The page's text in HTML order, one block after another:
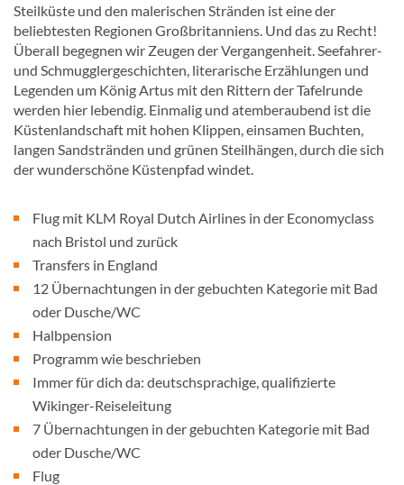
Steilküste und den malerischen Stränden ist eine der
beliebtesten Regionen Großbritanniens. Und das zu Recht!
Überall begegnen wir Zeugen der Vergangenheit. Seefahrer-
und Schmugglergeschichten, literarische Erzählungen und
Legenden um König Artus mit den Rittern der Tafelrunde
werden hier lebendig. Einmalig und atemberaubend ist die
Küstenlandschaft mit hohen Klippen, einsamen Buchten,
langen Sandstränden und grünen Steilhängen, durch die sich
der wunderschöne Küstenpfad windet.
Flug mit KLM Royal Dutch Airlines in der Economyclass
nach Bristol und zurück
Transfers in England
12 Übernachtungen in der gebuchten Kategorie mit Bad
oder Dusche/WC
Halbpension
Programm wie beschrieben
Immer für dich da: deutschsprachige, qualifizierte
Wikinger-Reiseleitung
7 Übernachtungen in der gebuchten Kategorie mit Bad
oder Dusche/WC
Flug